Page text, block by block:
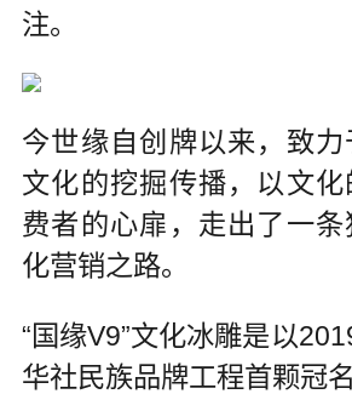
注。
今世缘自创牌以来，致
文化的挖掘传播，以文
费者的心扉，走出了一
化营销之路。
“国缘V9”文化冰雕是以
华社民族品牌工程首颗冠